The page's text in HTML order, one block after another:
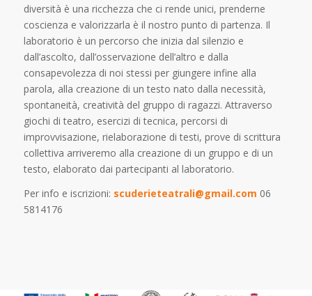
diversità è una ricchezza che ci rende unici, prenderne
coscienza e valorizzarla è il nostro punto di partenza. Il
laboratorio è un percorso che inizia dal silenzio e
dall’ascolto, dall’osservazione dell’altro e dalla
consapevolezza di noi stessi per giungere infine alla
parola, alla creazione di un testo nato dalla necessità,
spontaneità, creatività del gruppo di ragazzi. Attraverso
giochi di teatro, esercizi di tecnica, percorsi di
improvvisazione, rielaborazione di testi, prove di scrittura
collettiva arriveremo alla creazione di un gruppo e di un
testo, elaborato dai partecipanti al laboratorio.
Per info e iscrizioni: scuderieteatrali@gmail.com 06
5814176